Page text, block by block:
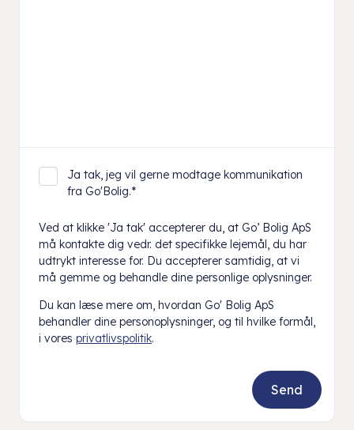
Ja tak, jeg vil gerne modtage kommunikation
fra Go'Bolig.*
Ved at klikke 'Ja tak' accepterer du, at Go’ Bolig ApS
må kontakte dig vedr. det specifikke lejemål, du har
udtrykt interesse for. Du accepterer samtidig, at vi
må gemme og behandle dine personlige oplysninger.
Du kan læse mere om, hvordan Go' Bolig ApS
behandler dine personoplysninger, og til hvilke formål,
i vores privatlivspolitik.